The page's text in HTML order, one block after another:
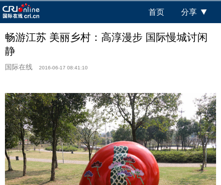
首页 分享
畅游江苏 美丽乡村：高淳漫步 国际慢城讨闲
静
国际在线 2016-06-17 08:41:10